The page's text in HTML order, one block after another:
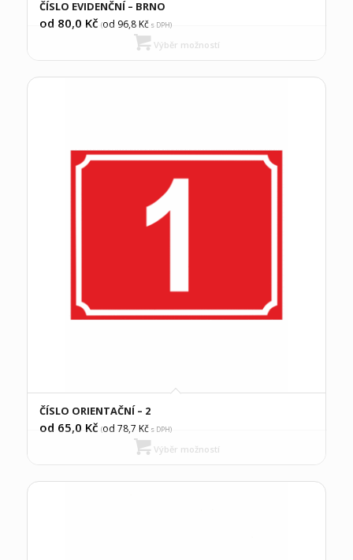
ČÍSLO EVIDENČNÍ – BRNO
od 80,0 Kč (od 96,8Kčs DPH)
Výběr možností
ČÍSLO ORIENTAČNÍ – 2
od 65,0 Kč (od 78,7 Kčs DPH)
Výběr možností